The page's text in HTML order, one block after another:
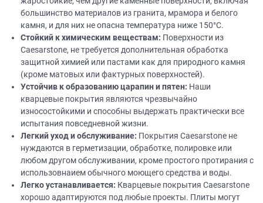
большинство материалов из гранита, мрамора и белого
камня, и для них не опасна температура ниже 150°C.
Стойкий к химическим веществам: Поверхности из
Caesarstone, не требуется дополнительная обработка
защитной химией или пастами как для природного камня
(кроме матовых или фактурных поверхностей).
Устойчив к образованию царапин и пятен: Наши
кварцевые покрытия являются чрезвычайно
износостойкими и способны выдержать практически все
испытания повседневной жизни.
Легкий уход и обслуживание: Покрытия Caesarstone не
нуждаются в герметизации, обработке, полировке или
любом другом обслуживании, кроме простого протирания с
использовнаием обычного моющего средства и воды.
Легко устанавливается: Кварцевые покрытия Caesarstone
хорошо адаптируются под любые проекты. Плиты могут